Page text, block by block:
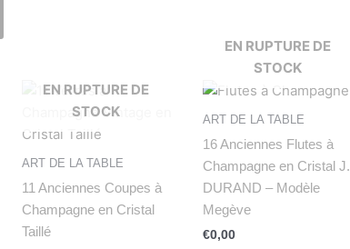
EN RUPTURE DE
STOCK
ART DE LA TABLE
11 Anciennes Coupes à
Champagne en Cristal
Taillé
EN RUPTURE DE
STOCK
ART DE LA TABLE
16 Anciennes Flutes à
Champagne en Cristal J.
DURAND – Modèle
Megève
€0,00